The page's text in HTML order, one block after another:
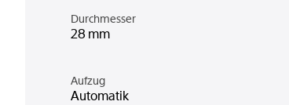
Durchmesser
28 mm
Aufzug
Automatik